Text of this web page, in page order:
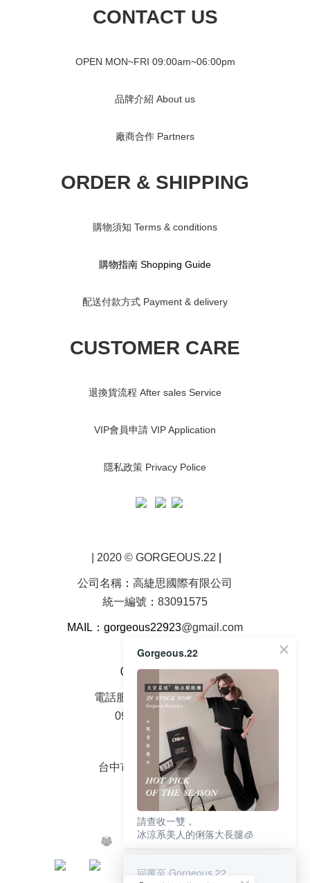
CONTACT US
OPEN MON~FRI 09:00am~06:00pm
品牌介紹 About us
廠商合作 Partners
ORDER & SHIPPING
購物須知 Terms & conditions
購物指南 Shopping Guide
配送付款方式 Payment & delivery
CUSTOMER CARE
退換貨流程 After sales Service
VIP會員申請 VIP Application
隱私政策 Privacy Police
| 2020 © GORGEOUS.22
公司名稱 ： 高緁思國際有限公司
統一編號 ： 83091575
MAIL：gorgeous22923@gmail.com
客服電話
0968-202-522
電話服務時間周一至周五
09：00 - 18：00
面交地址
台中市大雅區中山路2號
Gorgeous.22
請查收一雙，
冰涼系美人的俐落大長腿🧊
回覆至 Gorgeous.22